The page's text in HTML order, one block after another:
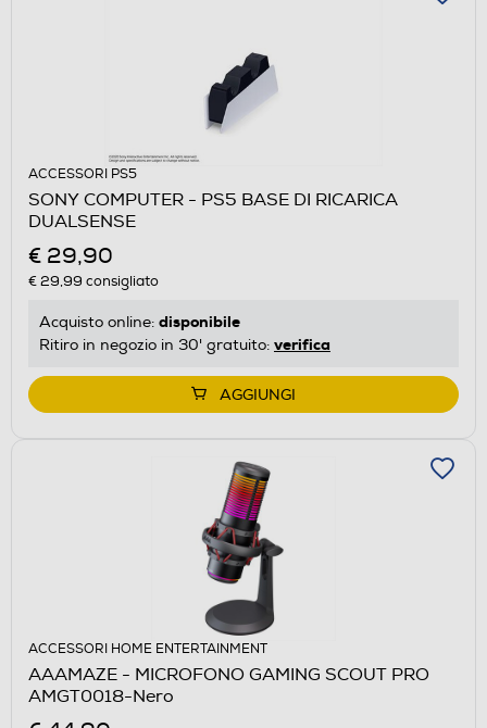
ACCESSORI PS5
SONY COMPUTER - PS5 BASE DI RICARICA
DUALSENSE
€ 29,90
€ 29,99 consigliato
Acquisto online: disponibile
Ritiro in negozio in 30' gratuito: verifica
AGGIUNGI
ACCESSORI HOME ENTERTAINMENT
AAAMAZE - MICROFONO GAMING SCOUT PRO
AMGT0018-Nero